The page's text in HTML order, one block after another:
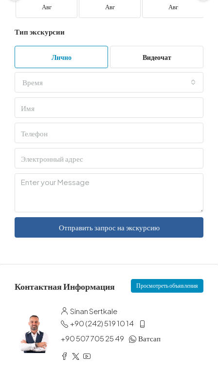
Авг Авг Авг
Тип экскурсии
Лично Видеочат
Время
Отправить запрос на экскурсию
Контактная Информация Просмотреть объявления
Sinan Sertkale
+90 (242) 519 10 14
+90 507 705 25 49
Ватсап